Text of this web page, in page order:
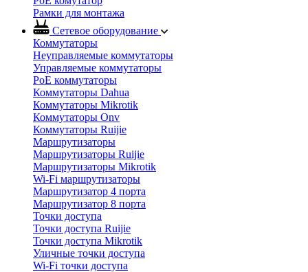
Рамки для монтажа
Сетевое оборудование
Коммутаторы
Неуправляемые коммутаторы
Управляемые коммутаторы
PoE коммутаторы
Коммутаторы Dahua
Коммутаторы Mikrotik
Коммутаторы Onv
Коммутаторы Ruijie
Маршрутизаторы
Маршрутизаторы Ruijie
Маршрутизаторы Mikrotik
Wi-Fi маршрутизаторы
Маршрутизатор 4 порта
Маршрутизатор 8 порта
Точки доступа
Точки доступа Ruijie
Точки доступа Mikrotik
Уличные точки доступа
Wi-Fi точки доступа